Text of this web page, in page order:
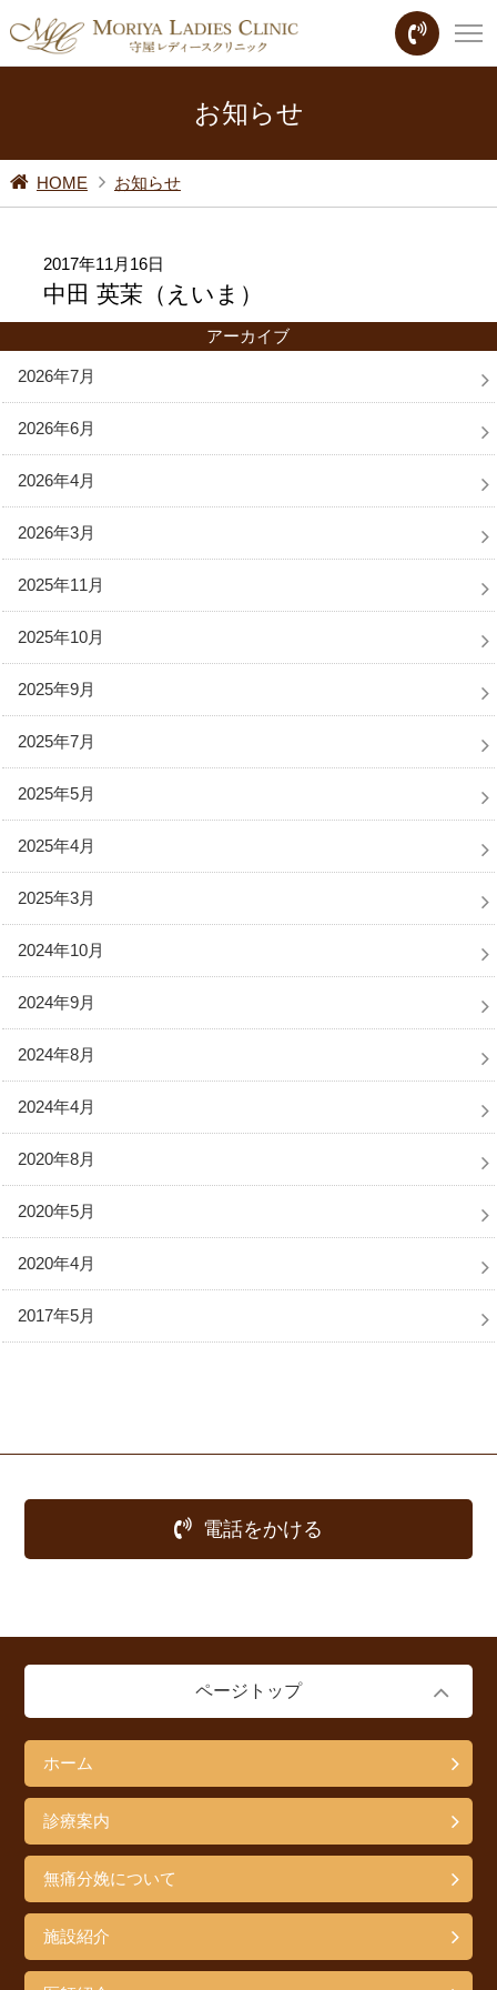
お知らせ
HOME お知らせ
2017年11月16日
中田 英茉（えいま）
アーカイブ
2026年7月
2026年6月
2026年4月
2026年3月
2025年11月
2025年10月
2025年9月
2025年7月
2025年5月
2025年4月
2025年3月
2024年10月
2024年9月
2024年8月
2024年4月
2020年8月
2020年5月
2020年4月
2017年5月
電話をかける
ページトップ
ホーム
診療案内
無痛分娩について
施設紹介